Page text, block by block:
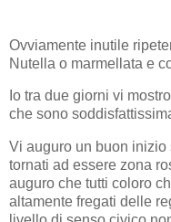
Ovviamente inutile
Nutella o marmellata e
Io tra due giorni vi
che sono
Vi auguro un buon
tornati ad essere zona
auguro che tutti coloro
altamente fregati delle